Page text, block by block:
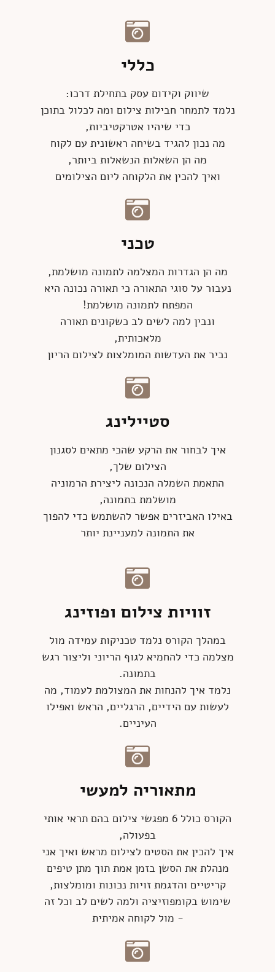
כללי
שיווק וקידום עסק בתחילת דרכו:
נלמד לתמחר חבילות צילום ומה לכלול בתוכן
כדי שיהיו אטרקטיביות,
מה נכון להגיד בשיחה ראשונית עם לקוח
מה הן השאלות הנשאלות ביותר,
ואיך להכין את הלקוחה ליום הצילומים
טכני
מה הן הגדרות המצלמה לתמונה מושלמת,
נעבור על סוגי התאורה כי תאורה נכונה היא
המפתח לתמונה מושלמת!
ונבין למה לשים לב כשקונים תאורה
מלאכותית,
נכיר את העדשות המומלצות לצילום הריון
סטיילינג
איך לבחור את הרקע שהכי מתאים לסגנון
הצילום שלך,
התאמת השמלה הנכונה ליצירת הרמוניה
מושלמת בתמונה,
באילו האביזרים אפשר להשתמש כדי להפוך
את התמונה למעניינת יותר
זוויות צילום ופוזינג
במהלך הקורס נלמד טכניקות עמידה מול
מצלמה כדי להחמיא לגוף הריוני וליצור רגש
בתמונה.
נלמד איך להנחות את המצולמת לעמוד, מה
לעשות עם הידיים, הרגליים, הראש ואפילו
העיניים.
מתאוריה למעשי
הקורס כולל 6 מפגשי צילום בהם תראי אותי
בפעולה,
איך להכין את הסטים לצילום מראש ואיך אני
מנהלת את הסשן בזמן אמת תוך מתן טיפים
קריטיים והדגמת זויות נכונות ומומלצות,
שימוש בקומפוזיציה ולמה לשים לב וכל זה
- מול לקוחה אמיתית